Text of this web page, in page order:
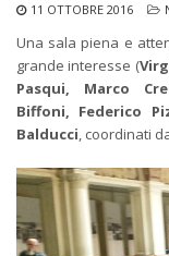
11 OTTOBRE 2016
Una sala piena e
grande interesse (
Pasqui, Marco
Biffoni, Federico
Balducci, coordinati